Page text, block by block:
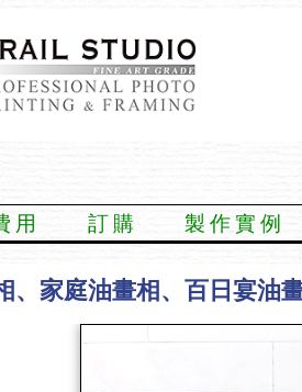
用 訂購 製作實例
、家庭油畫相、百日宴油